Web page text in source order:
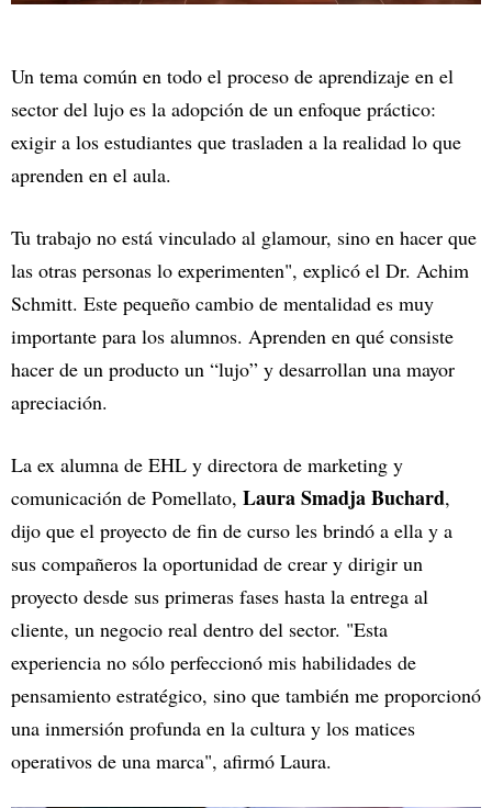
Un tema común en todo el proceso de aprendizaje en el
sector del lujo es la adopción de un enfoque práctico:
exigir a los estudiantes que trasladen a la realidad lo que
aprenden en el aula.
Tu trabajo no está vinculado al glamour, sino en hacer que
las otras personas lo experimenten", explicó el Dr. Achim
Schmitt. Este pequeño cambio de mentalidad es muy
importante para los alumnos. Aprenden en qué consiste
hacer de un producto un “lujo” y desarrollan una mayor
apreciación.
La ex alumna de EHL y directora de marketing y
comunicación de Pomellato, Laura Smadja Buchard,
dijo que el proyecto de fin de curso les brindó a ella y a
sus compañeros la oportunidad de crear y dirigir un
proyecto desde sus primeras fases hasta la entrega al
cliente, un negocio real dentro del sector. "Esta
experiencia no sólo perfeccionó mis habilidades de
pensamiento estratégico, sino que también me proporcionó
una inmersión profunda en la cultura y los matices
operativos de una marca", afirmó Laura.